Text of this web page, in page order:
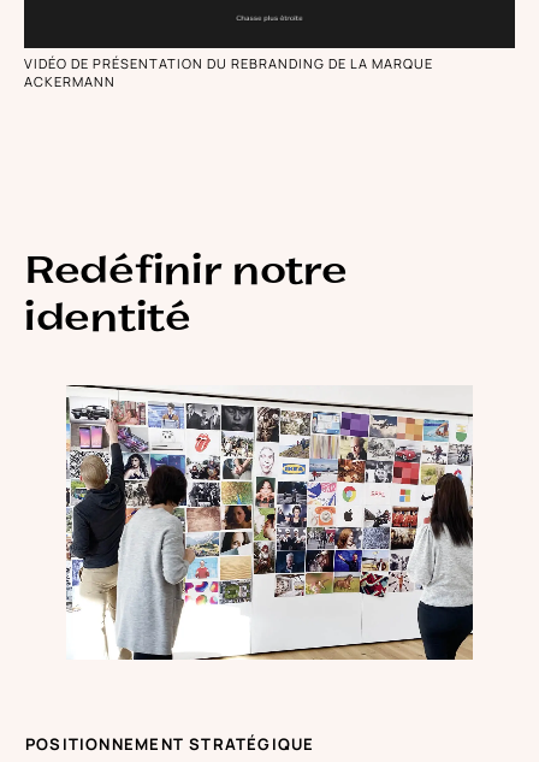
VIDÉO DE PRÉSENTATION DU REBRANDING DE LA MARQUE
ACKERMANN
Redéfinir notre
identité
POSITIONNEMENT STRATÉGIQUE